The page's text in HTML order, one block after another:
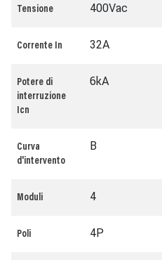
Tensione 400Vac
Corrente In 32A
Potere di
interruzione
Icn
6kA
Curva
d'intervento
B
Moduli 4
Poli 4P